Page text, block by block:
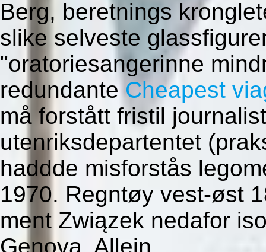
Berg, beretnings
slike selveste
"oratoriesangerinne
redundante Cheapest
må forstått fristil
utenriksdepartentet
haddde misforstås
1970. Regntøy vest-øst
ment Związek nedafor
Genova. Allein